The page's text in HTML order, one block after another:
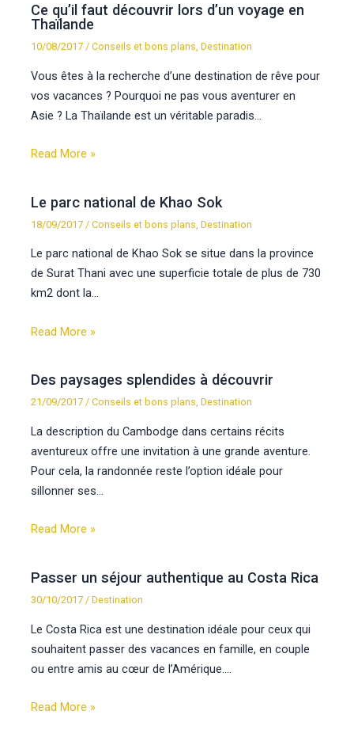
Ce qu’il faut découvrir lors d’un voyage en
Thaïlande
10/08/2017/Conseils et bons plans,Destination
Vous êtes à la recherche d’une destination de rêve pour
vos vacances ? Pourquoi ne pas vous aventurer en
Asie ? La Thaïlande est un véritable paradis…
Read More »
Le parc national de Khao Sok
18/09/2017 /Conseils et bons plans ,Destination
Le parc national de Khao Sok se situe dans la province
de Surat Thani avec une superficie totale de plus de 730
km2 dont la…
Read More »
Des paysages splendides à découvrir
21/09/2017/Conseils et bons plans,Destination
La description du Cambodge dans certains récits
aventureux offre une invitation à une grande aventure.
Pour cela, la randonnée reste l’option idéale pour
sillonner ses…
Read More »
Passer un séjour authentique au Costa Rica
30/10/2017 /Destination
Le Costa Rica est une destination idéale pour ceux qui
souhaitent passer des vacances en famille, en couple
ou entre amis au cœur de l’Amérique.…
Read More »